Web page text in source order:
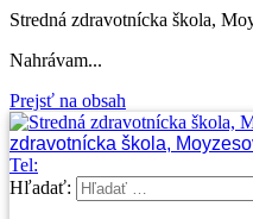
Stredná zdravotnícka škola,
Nahrávam...
Prejsť na obsah
zdravotnícka škola,
Tel:
Hľadať: